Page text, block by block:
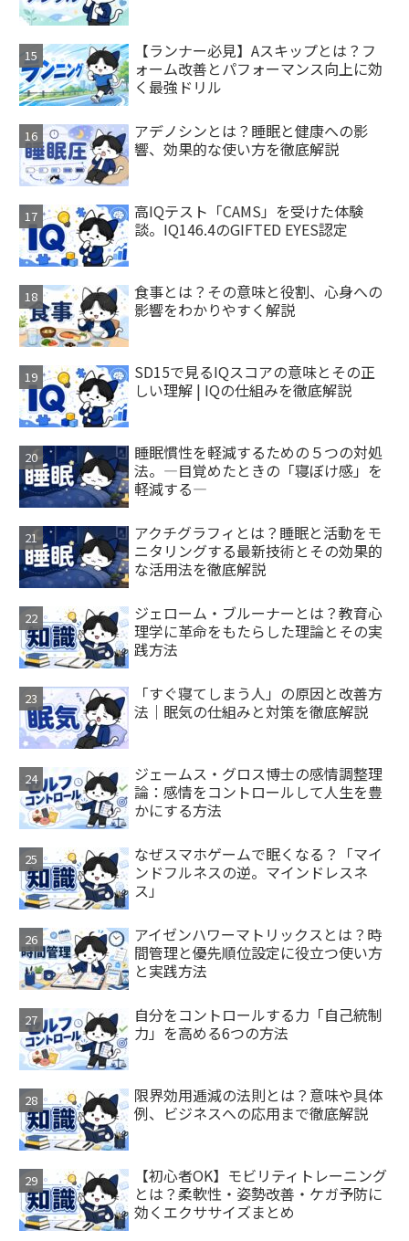
【ランナー必見】Aスキップとは？フ
ォーム改善とパフォーマンス向上に効
く最強ドリル
アデノシンとは？睡眠と健康への影
響、効果的な使い方を徹底解説
高IQテスト「CAMS」を受けた体験
談。IQ146.4のGIFTED EYES認定
食事とは？その意味と役割、心身への
影響をわかりやすく解説
SD15で見るIQスコアの意味とその正
しい理解 | IQの仕組みを徹底解説
睡眠慣性を軽減するための５つの対処
法。―目覚めたときの「寝ぼけ感」を
軽減する―
アクチグラフィとは？睡眠と活動をモ
ニタリングする最新技術とその効果的
な活用法を徹底解説
ジェローム・ブルーナーとは？教育心
理学に革命をもたらした理論とその実
践方法
「すぐ寝てしまう人」の原因と改善方
法｜眠気の仕組みと対策を徹底解説
ジェームス・グロス博士の感情調整理
論：感情をコントロールして人生を豊
かにする方法
なぜスマホゲームで眠くなる？「マイ
ンドフルネスの逆。マインドレスネ
ス」
アイゼンハワーマトリックスとは？時
間管理と優先順位設定に役立つ使い方
と実践方法
自分をコントロールする力「自己統制
力」を高める6つの方法
限界効用逓減の法則とは？意味や具体
例、ビジネスへの応用まで徹底解説
【初心者OK】モビリティトレーニング
とは？柔軟性・姿勢改善・ケガ予防に
効くエクササイズまとめ